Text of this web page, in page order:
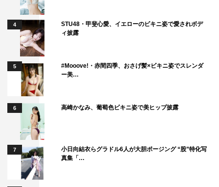
4
STU48・甲斐心愛、イエローのビキニ姿で愛されボデ
ィ披露
5
#Mooove!・赤間四季、おさげ髪×ビキニ姿でスレンダ
ー美…
6 高崎かなみ、葡萄色ビキニ姿で美ヒップ披露
7
小日向結衣らグラドル6人が大胆ポージング “股”特化写
真集「…